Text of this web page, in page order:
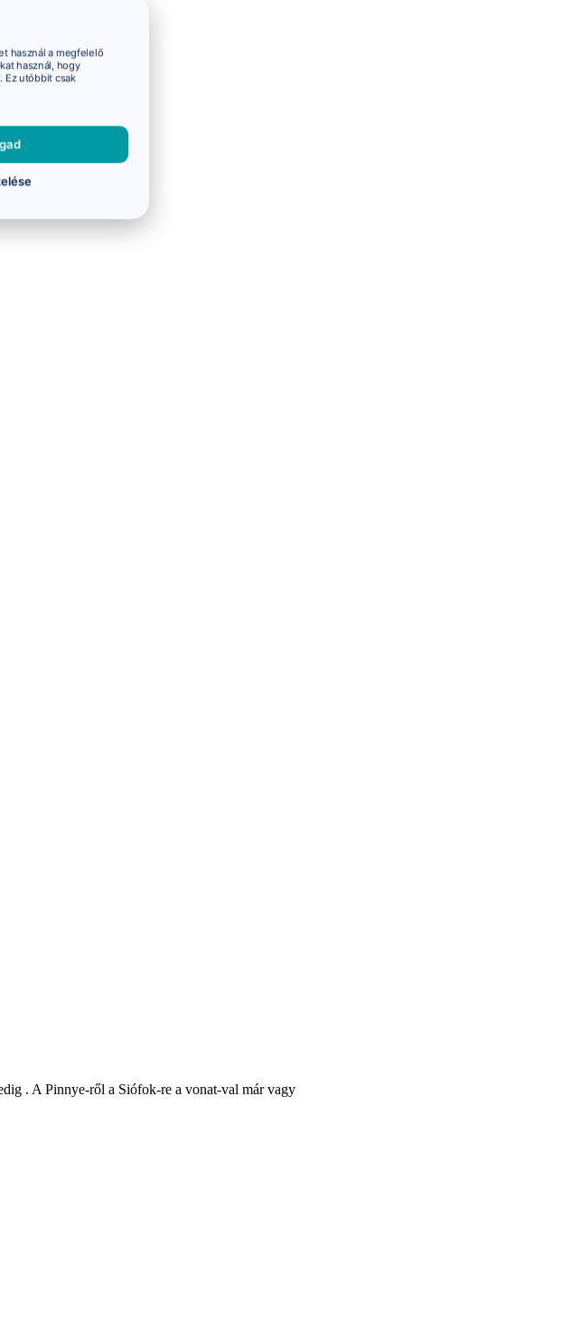
. A Pinnye-ről a Siófok-re a vonat-val már vagy
használ a megfelelő
használ, hogy
Ez utóbbit csak